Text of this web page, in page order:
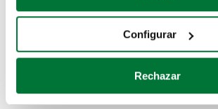
Recopilar información sobre su
Identificar su dispositivo
para buscar características
Obtenga más información sobre cómo
Configurar
Rechazar
Coches de km0